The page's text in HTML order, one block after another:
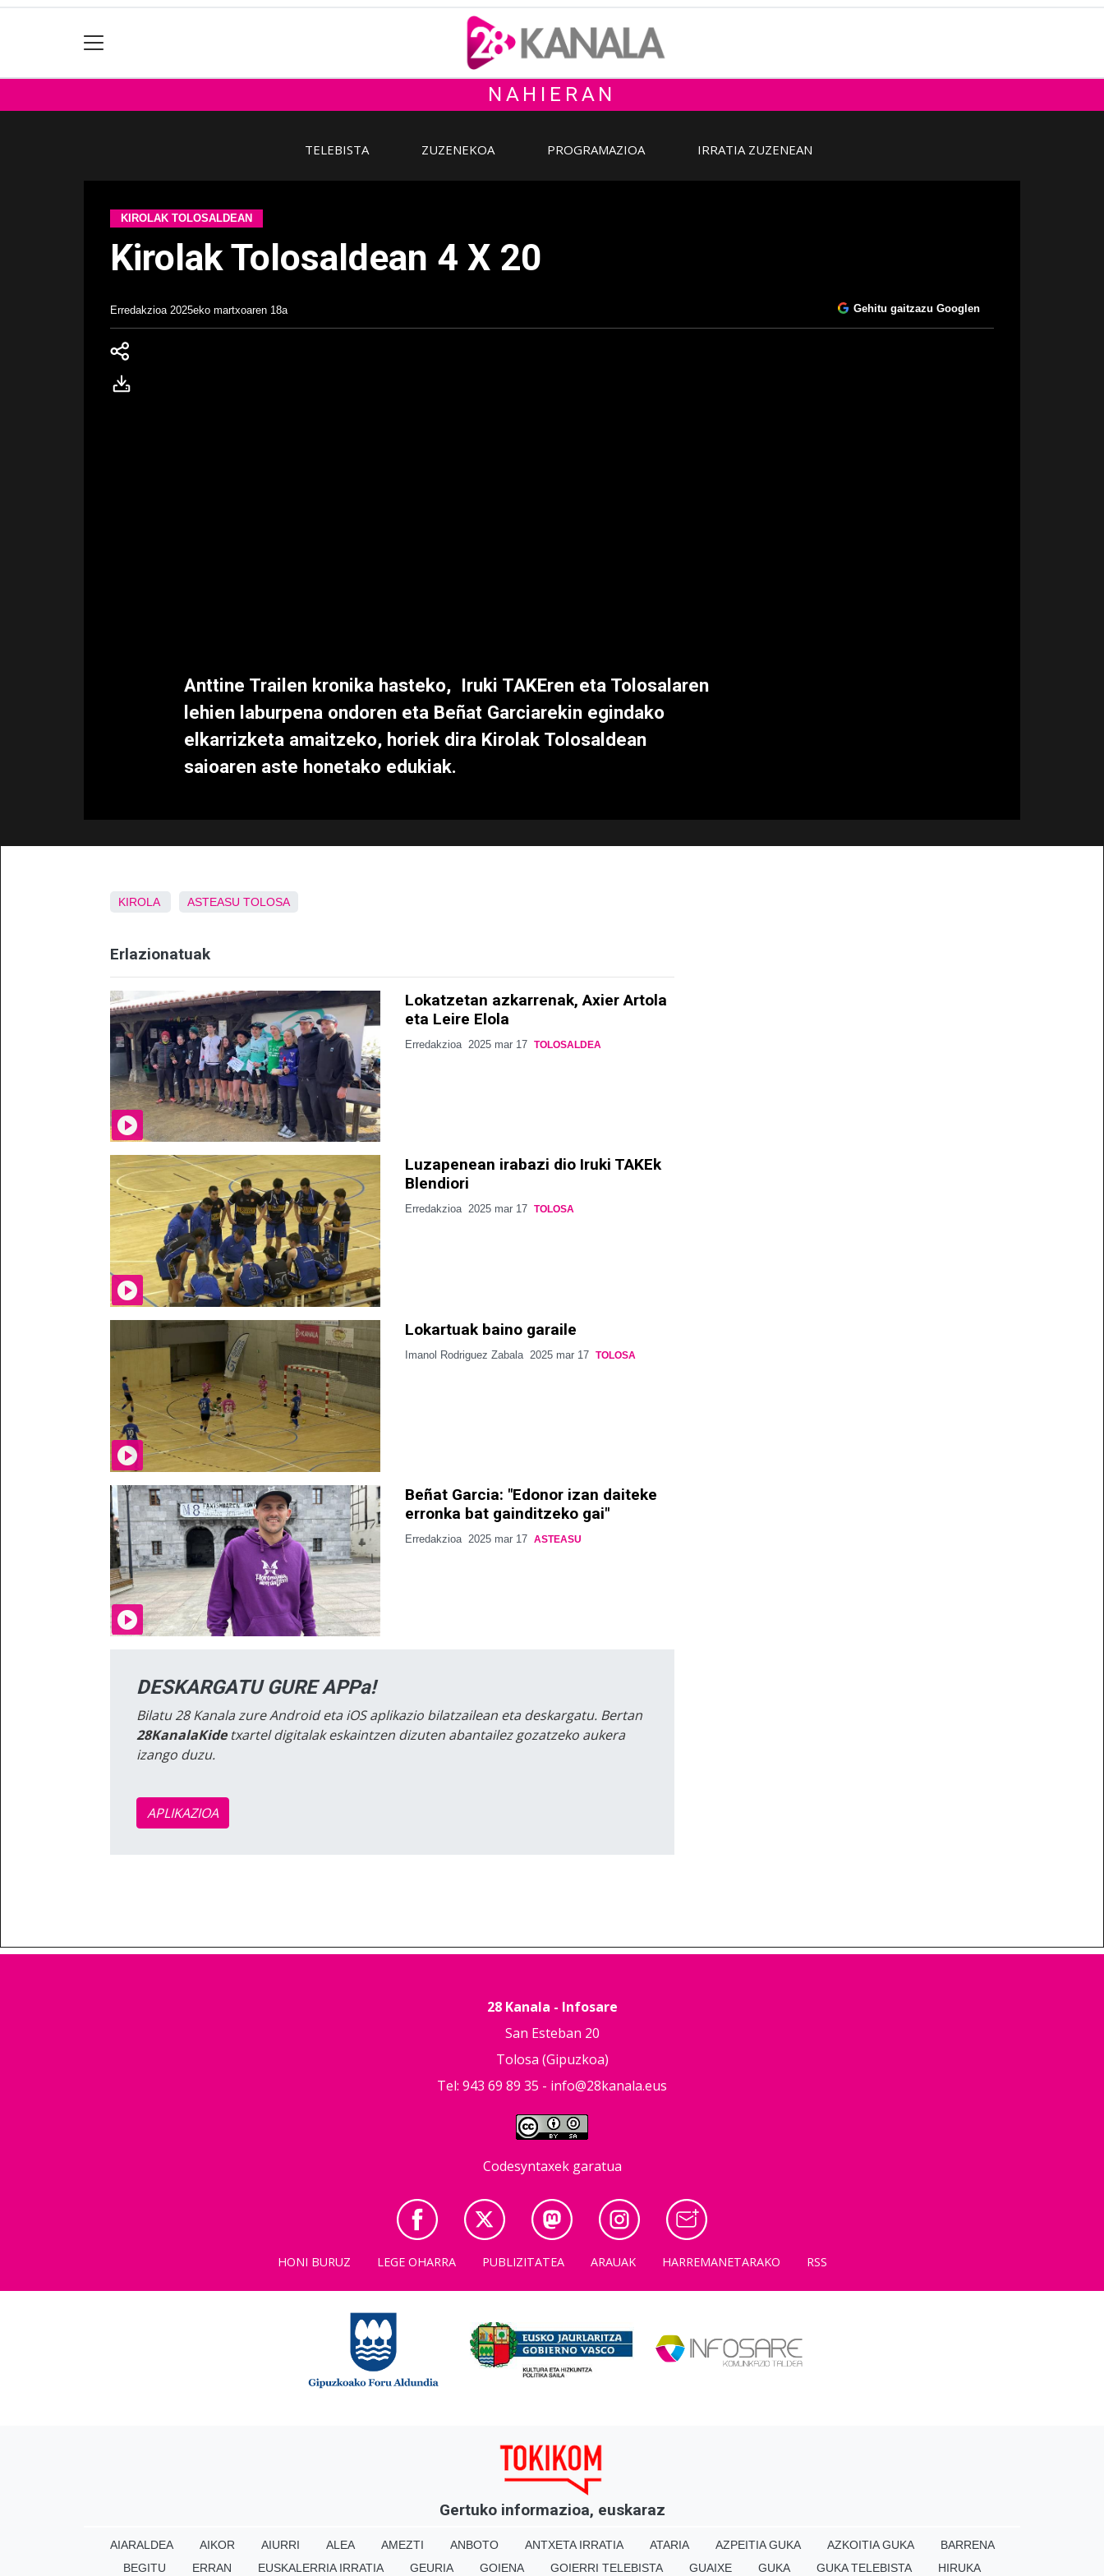
NAHIERAN
TELEBISTA ZUZENEKOA PROGRAMAZIOA IRRATIA ZUZENEAN
KIROLAK TOLOSALDEAN
Kirolak Tolosaldean 4 X 20
Erredakzioa 2025eko martxoaren 18a Gehitu gaitzazu Googlen
Anttine Trailen kronika hasteko, Iruki TAKEren eta Tolosalaren
lehien laburpena ondoren eta Beñat Garciarekin egindako
elkarrizketa amaitzeko, horiek dira Kirolak Tolosaldean
saioaren aste honetako edukiak.
KIROLA ASTEASU TOLOSA
Erlazionatuak
Lokatzetan azkarrenak, Axier Artola
eta Leire Elola
Erredakzioa 2025 mar 17 TOLOSALDEA
Luzapenean irabazi dio Iruki TAKEk
Blendiori
Erredakzioa 2025 mar 17 TOLOSA
Lokartuak baino garaile
Imanol Rodriguez Zabala 2025 mar 17 TOLOSA
Beñat Garcia: "Edonor izan daiteke
erronka bat gainditzeko gai"
Erredakzioa 2025 mar 17 ASTEASU
DESKARGATU GURE APPa!
Bilatu 28 Kanala zure Android eta iOS aplikazio bilatzailean eta deskargatu. Bertan
28KanalaKidetxartel digitalak eskaintzen dizuten abantailez gozatzeko aukera
izango duzu.
APLIKAZIOA
28 Kanala - Infosare
San Esteban 20
Tolosa (Gipuzkoa)
Tel: 943 69 89 35 - info@28kanala.eus
Codesyntaxek garatua
HONI BURUZ LEGE OHARRA PUBLIZITATEA ARAUAK HARREMANETARAKO RSS
Gertuko informazioa, euskaraz
AIARALDEA AIKOR AIURRI ALEA AMEZTI ANBOTO ANTXETA IRRATIA ATARIA AZPEITIA GUKA AZKOITIA GUKA
BARRENA
BEGITU
ERRAN EUSKALERRIA IRRATIA GEURIA GOIENA GOIERRI TELEBISTA GUAIXE GUKA GUKA TELEBISTA HIRUKA